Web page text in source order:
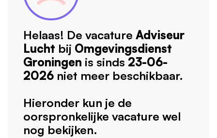
Helaas! De vacature Adviseur
Lucht bij Omgevingsdienst
Groningen is sinds 23-06-
2026 niet meer beschikbaar.
Hieronder kun je de
oorspronkelijke vacature wel
nog bekijken.